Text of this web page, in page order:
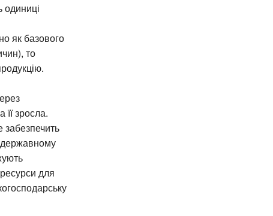
одиниці
як базового
то
її зросла.
державному
для